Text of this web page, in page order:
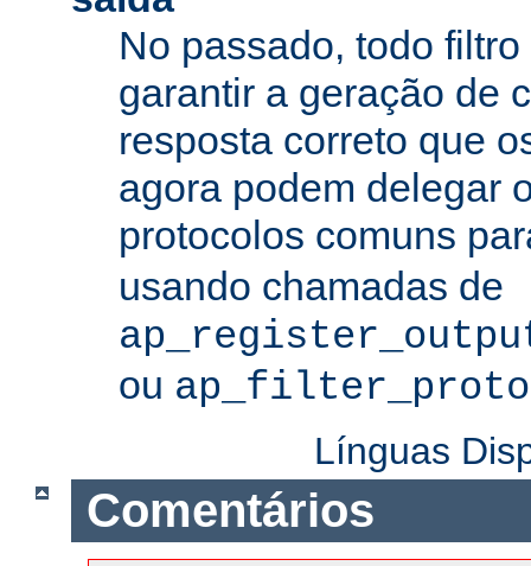
No passado, todo
garantir a geração de
resposta correto que
agora podem delegar
protocolos comuns
usando chamadas de
ou
Línguas
Comentários